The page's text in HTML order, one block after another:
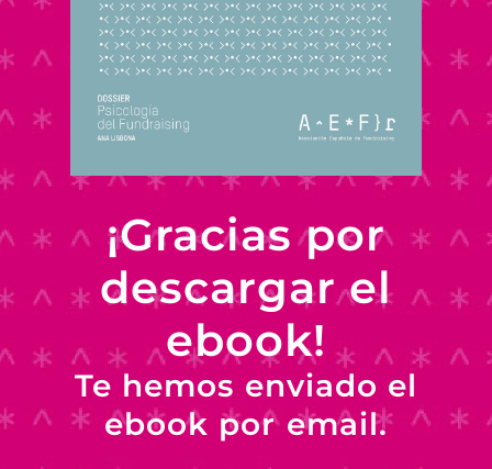
¡Gracias por
descargar el
ebook!
Te hemos enviado el
ebook por email.